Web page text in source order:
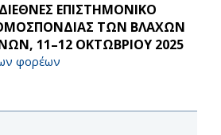
ΕΠΙΣΤΗΜΟΝΙΚΟ
ΤΩΝ ΒΛΑΧΩΝ
11–12 ΟΚΤΩΒΡΙΟΥ 2025
φορέων